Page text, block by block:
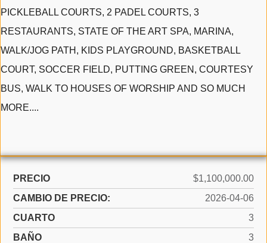
PICKLEBALL COURTS, 2 PADEL COURTS, 3
RESTAURANTS, STATE OF THE ART SPA, MARINA,
WALK/JOG PATH, KIDS PLAYGROUND, BASKETBALL
COURT, SOCCER FIELD, PUTTING GREEN, COURTESY
BUS, WALK TO HOUSES OF WORSHIP AND SO MUCH
MORE....
PRECIO
$1,100,000.00
CAMBIO DE PRECIO:
2026-04-06
CUARTO
3
BAÑO
3